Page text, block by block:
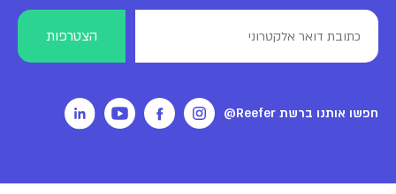
חפשו אותנו ברשת Reefer@